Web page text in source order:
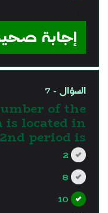
إجابة
السؤال - 7
of the
located in
period is …..
2
8
10